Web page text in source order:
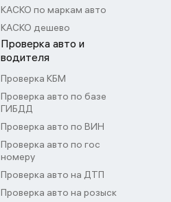
КАСКО по маркам авто
КАСКО дешево
Проверка авто и
водителя
Проверка КБМ
Проверка авто по базе
ГИБДД
Проверка авто по ВИН
Проверка авто по гос
номеру
Проверка авто на ДТП
Проверка авто на розыск